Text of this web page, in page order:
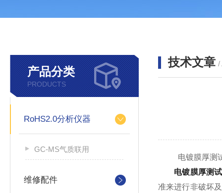
产品分类
PRODUCTS
RoHS2.0分析仪器
GC-MS气质联用
维修配件
技术文章 /
电镀膜厚测试
电镀膜厚测
准来进行非破坏